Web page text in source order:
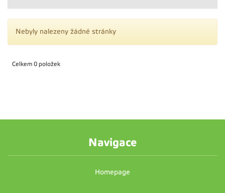
Nebyly nalezeny žádné stránky
Celkem 0 položek
Navigace
Homepage